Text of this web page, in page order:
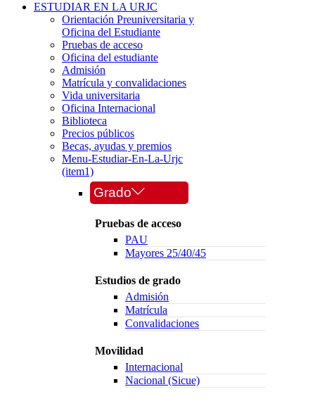
ESTUDIAR EN LA URJC
Orientación Preuniversitaria y
Oficina del Estudiante
Pruebas de acceso
Oficina del estudiante
Admisión
Matrícula y convalidaciones
Vida universitaria
Oficina Internacional
Biblioteca
Precios públicos
Becas, ayudas y premios
Menu-Estudiar-En-La-Urjc
(item1)
Grado
Pruebas de acceso
PAU
Mayores 25/40/45
Estudios de grado
Admisión
Matrícula
Convalidaciones
Movilidad
Internacional
Nacional (Sicue)